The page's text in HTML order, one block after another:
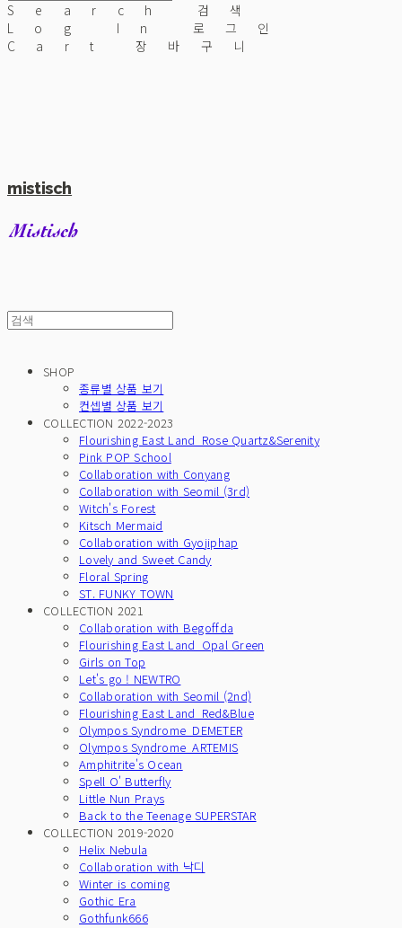
Search
검색
Log In
로그인
Cart
장바구니
mistisch
SHOP
종류별 상품 보기
컨셉별 상품 보기
COLLECTION 2022-2023
Flourishing East Land_Rose Quartz&Serenity
Pink POP School
Collaboration with Conyang
Collaboration with Seomil (3rd)
Witch's Forest
Kitsch Mermaid
Collaboration with Gyojiphap
Lovely and Sweet Candy
Floral Spring
ST. FUNKY TOWN
COLLECTION 2021
Collaboration with Begoffda
Flourishing East Land_Opal Green
Girls on Top
Let's go ! NEWTRO
Collaboration with Seomil (2nd)
Flourishing East Land_Red&Blue
Olympos Syndrome_DEMETER
Olympos Syndrome_ARTEMIS
Amphitrite's Ocean
Spell O' Butterfly
Little Nun Prays
Back to the Teenage SUPERSTAR
COLLECTION 2019-2020
Helix Nebula
Collaboration with 낙디
Winter is coming
Gothic Era
Gothfunk666